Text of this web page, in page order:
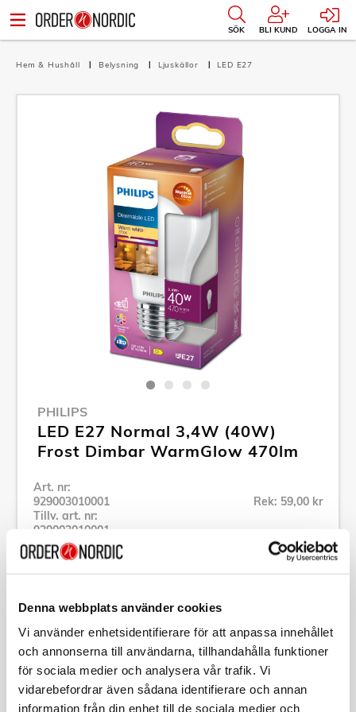
Denna webbplats använder cookies
Vi använder enhetsidentifierare för att anpassa innehållet
och annonserna till användarna, tillhandahålla funktioner
för sociala medier och analysera vår trafik. Vi
vidarebefordrar även sådana identifierare och annan
information från din enhet till de sociala medier och
SÖK BLI KUND LOGGA IN
Hem & Hushåll Belysning Ljuskällor LED E27
PHILIPS
LED E27 Normal 3,4W (40W)
Frost Dimbar WarmGlow 470lm
Art. nr:
929003010001
Tillv. art. nr:
929003010001
Rek: 59,00 kr
Se alla produkter inom Philips
Specifikation
Beskrivning
Art. nr:929003010001